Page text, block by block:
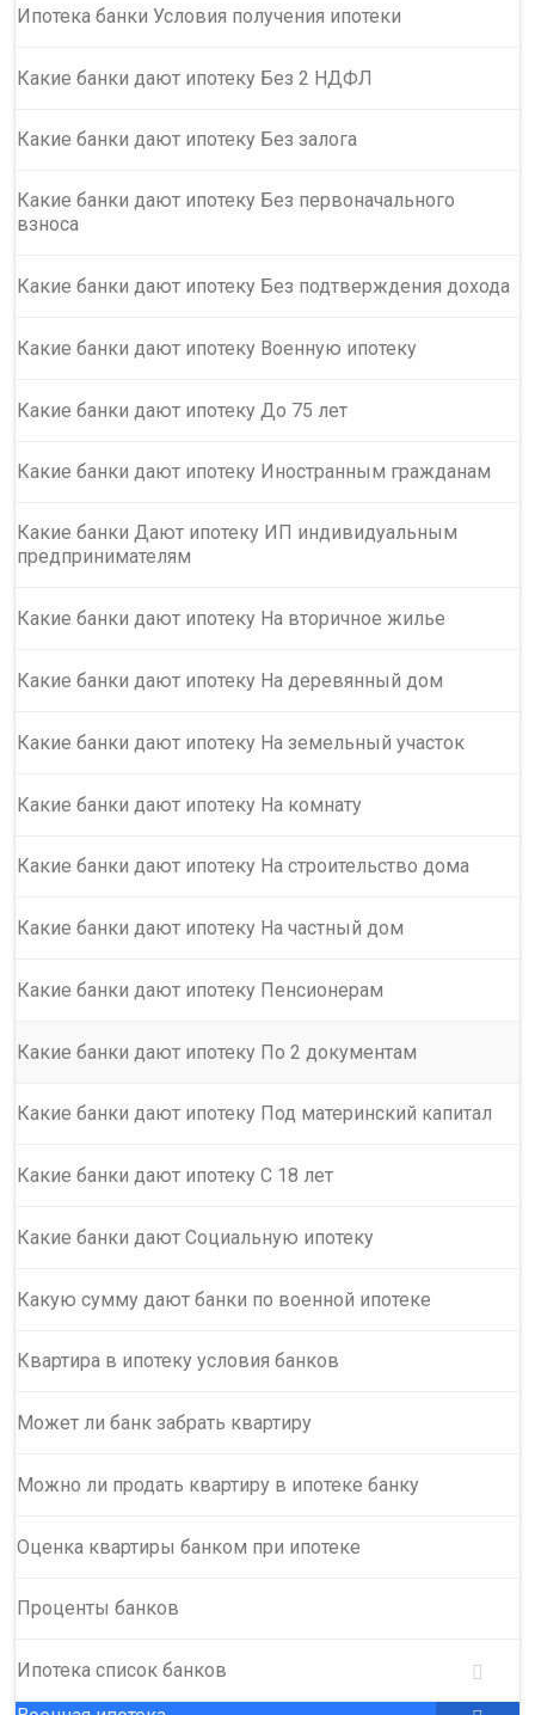
Ипотека банки Условия получения ипотеки
Какие банки дают ипотеку Без 2 НДФЛ
Какие банки дают ипотеку Без залога
Какие банки дают ипотеку Без первоначального
взноса
Какие банки дают ипотеку Без подтверждения дохода
Какие банки дают ипотеку Военную ипотеку
Какие банки дают ипотеку До 75 лет
Какие банки дают ипотеку Иностранным гражданам
Какие банки Дают ипотеку ИП индивидуальным
предпринимателям
Какие банки дают ипотеку На вторичное жилье
Какие банки дают ипотеку На деревянный дом
Какие банки дают ипотеку На земельный участок
Какие банки дают ипотеку На комнату
Какие банки дают ипотеку На строительство дома
Какие банки дают ипотеку На частный дом
Какие банки дают ипотеку Пенсионерам
Какие банки дают ипотеку По 2 документам
Какие банки дают ипотеку Под материнский капитал
Какие банки дают ипотеку С 18 лет
Какие банки дают Социальную ипотеку
Какую сумму дают банки по военной ипотеке
Квартира в ипотеку условия банков
Может ли банк забрать квартиру
Можно ли продать квартиру в ипотеке банку
Оценка квартиры банком при ипотеке
Проценты банков
Ипотека список банков